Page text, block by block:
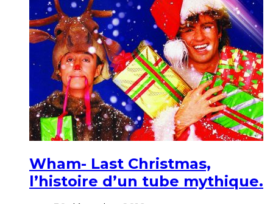
Wham- Last Christmas,
l’histoire d’un tube mythique.